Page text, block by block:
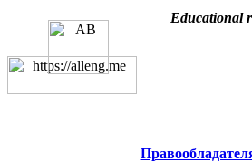
Educational